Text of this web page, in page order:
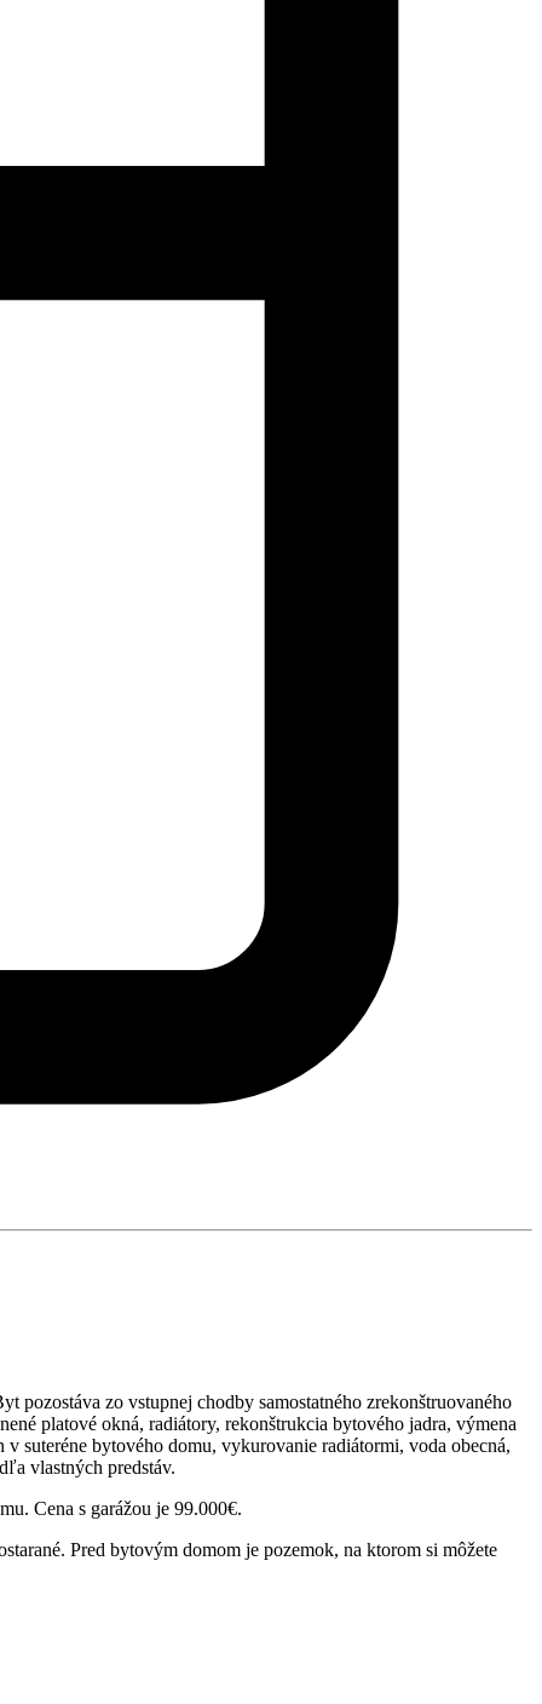
zo vstupnej chodby samostatného zrekonštruovaného
platové okná, radiátory, rekonštrukcia bytového jadra, výmena
suteréne bytového domu, vykurovanie radiátormi, voda obecná,
vlastných predstáv.
Cena s garážou je 99.000€.
Pred bytovým domom je pozemok, na ktorom si môžete